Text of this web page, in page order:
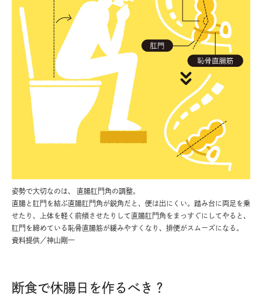
姿勢で大切なのは、 直腸肛門角の調整。
直腸と肛門を結ぶ直腸肛門角が鋭角だと、便は出にくい。踏み台に両足を乗
せたり、上体を軽く前傾させたりして直腸肛門角をまっすぐにしてやると、
肛門を締めている恥骨直腸筋が緩みやすくなり、排便がスムーズになる。
資料提供／神山剛一
断食で休腸日を作るべき？